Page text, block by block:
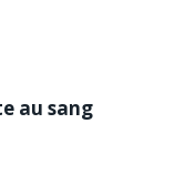
au sang